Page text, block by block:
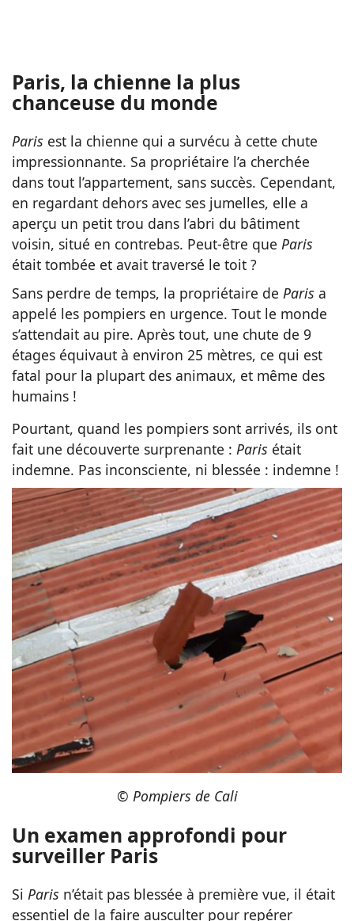
Paris, la chienne la plus
chanceuse du monde
Paris est la chienne qui a survécu à cette chute
impressionnante. Sa propriétaire l’a cherchée
dans tout l’appartement, sans succès. Cependant,
en regardant dehors avec ses jumelles, elle a
aperçu un petit trou dans l’abri du bâtiment
voisin, situé en contrebas. Peut-être que Paris
était tombée et avait traversé le toit ?
Sans perdre de temps, la propriétaire de Paris a
appelé les pompiers en urgence. Tout le monde
s’attendait au pire. Après tout, une chute de 9
étages équivaut à environ 25 mètres, ce qui est
fatal pour la plupart des animaux, et même des
humains !
Pourtant, quand les pompiers sont arrivés, ils ont
fait une découverte surprenante : Paris était
indemne. Pas inconsciente, ni blessée : indemne !
© Pompiers de Cali
Un examen approfondi pour
surveiller Paris
Si Paris n’était pas blessée à première vue, il était
essentiel de la faire ausculter pour repérer